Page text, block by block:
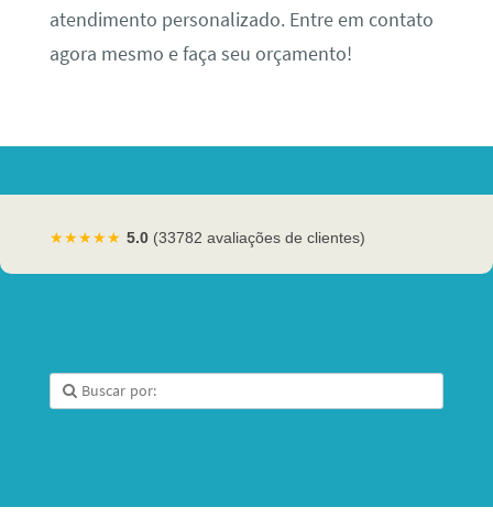
atendimento personalizado. Entre em contato
agora mesmo e faça seu orçamento!
★★★★★ 5.0 (33782 avaliações de clientes)